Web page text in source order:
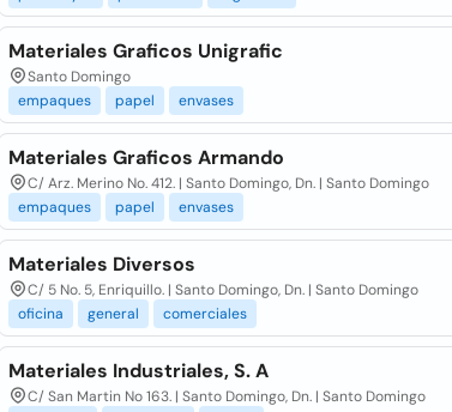
Materiales Graficos Unigrafic
Santo Domingo
empaques
papel envases
Materiales Graficos Armando
C/ Arz. Merino No. 412. | Santo Domingo, Dn. | Santo Domingo
empaques
papel envases
Materiales Diversos
C/ 5 No. 5, Enriquillo. | Santo Domingo, Dn. | Santo Domingo
oficina
general comerciales
Materiales Industriales, S. A
C/ San Martin No 163. | Santo Domingo, Dn. | Santo Domingo